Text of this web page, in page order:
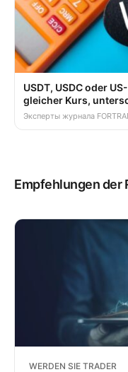
USDT, USDC oder
gleicher Kurs,
Эксперты журнала
Empfehlungen der
WERDEN SIE TRADER